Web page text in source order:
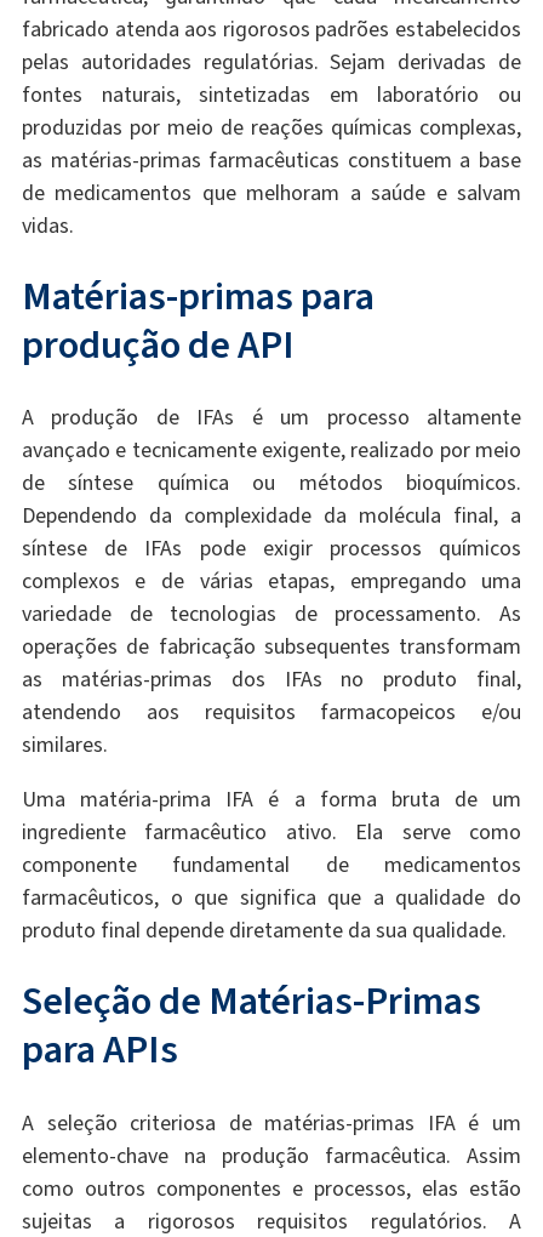
fabricado atenda aos rigorosos padrões estabelecidos
pelas autoridades regulatórias. Sejam derivadas de
fontes naturais, sintetizadas em laboratório ou
produzidas por meio de reações químicas complexas,
as matérias-primas farmacêuticas constituem a base
de medicamentos que melhoram a saúde e salvam
vidas.
Matérias-primas para
produção de API
A produção de IFAs é um processo altamente
avançado e tecnicamente exigente, realizado por meio
de síntese química ou métodos bioquímicos.
Dependendo da complexidade da molécula final, a
síntese de IFAs pode exigir processos químicos
complexos e de várias etapas, empregando uma
variedade de tecnologias de processamento. As
operações de fabricação subsequentes transformam
as matérias-primas dos IFAs no produto final,
atendendo aos requisitos farmacopeicos e/ou
similares.
Uma matéria-prima IFA é a forma bruta de um
ingrediente farmacêutico ativo. Ela serve como
componente fundamental de medicamentos
farmacêuticos, o que significa que a qualidade do
produto final depende diretamente da sua qualidade.
Seleção de Matérias-Primas
para APIs
A seleção criteriosa de matérias-primas IFA é um
elemento-chave na produção farmacêutica. Assim
como outros componentes e processos, elas estão
sujeitas a rigorosos requisitos regulatórios. A